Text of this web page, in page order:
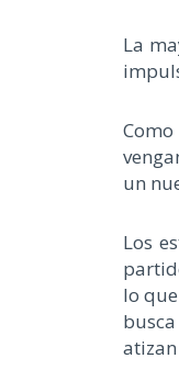
La
un
Los
lo